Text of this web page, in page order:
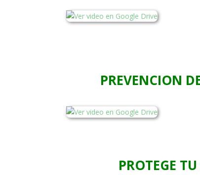
PREVENCION
PROTEGE